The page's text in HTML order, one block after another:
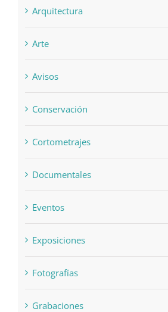
Arquitectura
Arte
Avisos
Conservación
Cortometrajes
Documentales
Eventos
Exposiciones
Fotografías
Grabaciones